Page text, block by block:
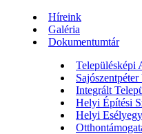
Híreink
Galéria
Dokumentumtár
Településképi
Integrált
Helyi Építési
Helyi